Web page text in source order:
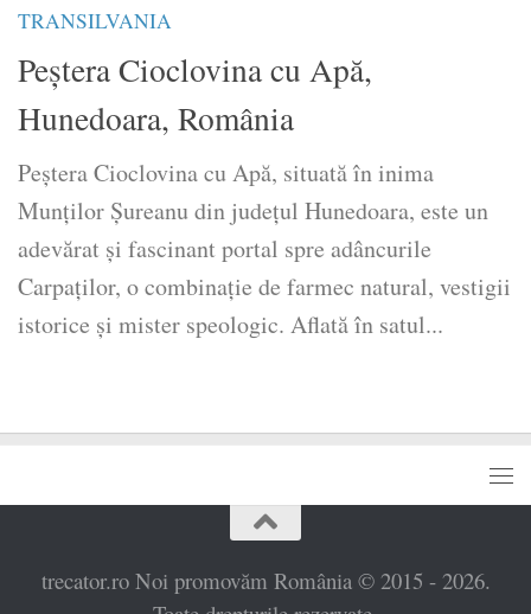
TRANSILVANIA
Peștera Cioclovina cu Apă,
Hunedoara, România
Peștera Cioclovina cu Apă, situată în inima
Munților Șureanu din județul Hunedoara, este un
adevărat și fascinant portal spre adâncurile
Carpaților, o combinație de farmec natural, vestigii
istorice și mister speologic. Aflată în satul...
trecator.ro Noi promovăm România © 2015 - 2026.